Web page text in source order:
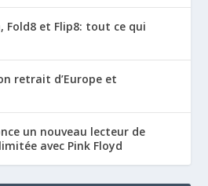
Fold8 et Flip8: tout ce qui
retrait d’Europe et
un nouveau lecteur de
avec Pink Floyd